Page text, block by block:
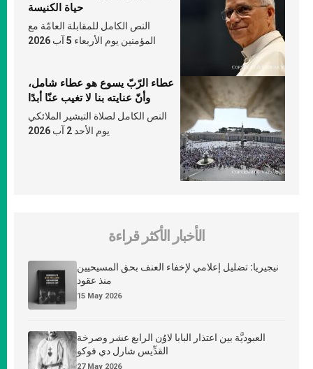
حياة الكنيسة
النص الكامل للمقابلة العامّة مع
المؤمنين يوم الأربعاء 5 آب 2026
عطاء الرّبّ يسوع هو عطاء شامل،
وأنّ عنايته بنا لا تغيب عنّا أبدًا
النص الكامل لصلاة التبشير الملائكي
يوم الأحد 2 آب 2026
الأخبار الأكثر قراءة
نيجيريا: تضليل إعلامي لإخفاء العنف بحق المسيحيين
منذ عقود
15 May 2026
العبوديَّة بين اعتذار البابا لاوُن الرابع عشر وصرخة
القدِّيس شارل دي فوكو
27 May 2026